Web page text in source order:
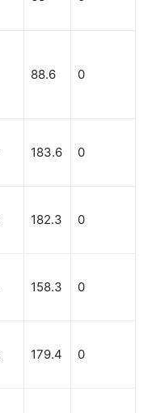
88.6 0
183.6 0
182.3 0
158.3 0
179.4 0